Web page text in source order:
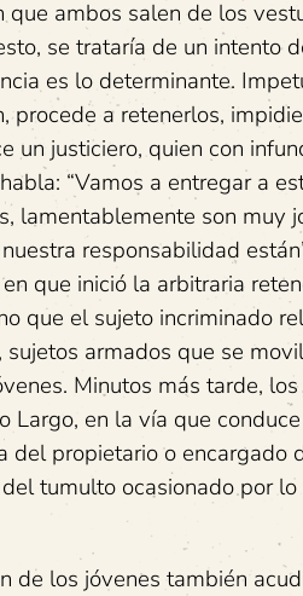
ambos salen de los
se trataría de un intento
es lo determinante.
a retenerlos,
justiciero, quien con
“Vamos a entregar a
lamentablemente son muy
responsabilidad
que inició la arbitraria
que el sujeto incriminado
armados que se
Minutos más tarde,
Largo, en la vía que
propietario o encargado
tumulto ocasionado por
de los jóvenes también